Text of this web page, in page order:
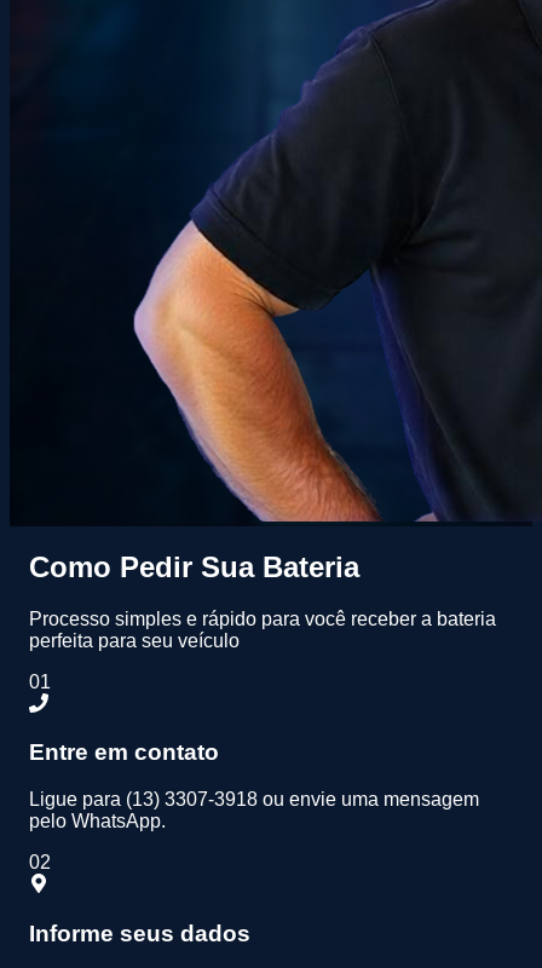
Como Pedir Sua Bateria
Processo simples e rápido para você receber a bateria
perfeita para seu veículo
01
Entre em contato
Ligue para (13) 3307-3918 ou envie uma mensagem
pelo WhatsApp.
02
Informe seus dados